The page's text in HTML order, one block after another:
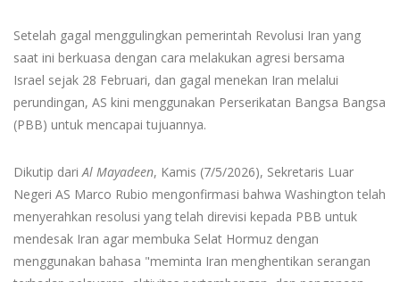
Setelah gagal menggulingkan pemerintah Revolusi Iran yang
saat ini berkuasa dengan cara melakukan agresi bersama
Israel sejak 28 Februari, dan gagal menekan Iran melalui
perundingan, AS kini menggunakan Perserikatan Bangsa Bangsa
(PBB) untuk mencapai tujuannya.
Dikutip dari Al Mayadeen, Kamis (7/5/2026), Sekretaris Luar
Negeri AS Marco Rubio mengonfirmasi bahwa Washington telah
menyerahkan resolusi yang telah direvisi kepada PBB untuk
mendesak Iran agar membuka Selat Hormuz dengan
menggunakan bahasa "meminta Iran menghentikan serangan